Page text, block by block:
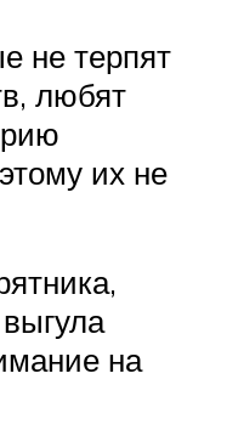
не терпят
любят
их не
на